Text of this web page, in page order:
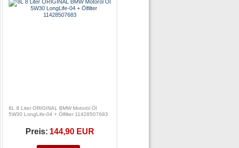
8L 8 Liter ORIGINAL BMW Motoröl Öl
5W30 LongLife-04 + Ölfilter 11428507683
Preis: 144,90 EUR